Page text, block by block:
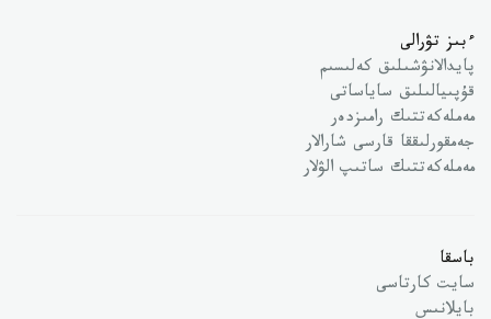
ءبىز تۋرالى
پايدالانۋشىلىق كەلىسىم
قۇپىيالىلىق ساياساتى
مەملەكەتتىك رامىزدەر
جەمقورلىققا قارسى شارالار
مەملەكەتتىك ساتىپ الۋلار
باسقا
سايت كارتاسى
بايلانىس